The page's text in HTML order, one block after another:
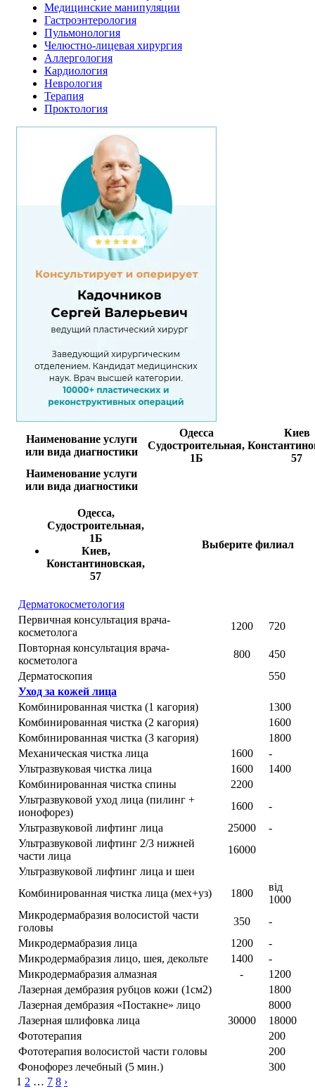
Медицинские манипуляции
Гастроэнтерология
Пульмонология
Челюстно-лицевая хирургия
Аллергология
Кардиология
Неврология
Терапия
Проктология
Наименование услуги
или вида диагностики
Одесса
Судостроительная,
1Б
Киев
57
Наименование услуги
или вида диагностики
Одесса,
Судостроительная,
1Б
Киев,
Константиновская,
57
Выберите филиал
Дерматокосметология
Первичная консультация врача-
косметолога
1200
720
Повторная консультация врача-
косметолога
800
450
Дерматоскопия
550
Уход за кожей лица
Комбинированная чистка (1 кагория)
1300
Комбинированная чистка (2 кагория)
1600
Комбинированная чистка (3 кагория)
1800
Механическая чистка лица
1600
-
Ультразвуковая чистка лица
1600
1400
Комбинированная чистка спины
2200
Ультразвуковой уход лица (пилинг +
ионофорез)
1600
-
Ультразвуковой лифтинг лица
25000
-
Ультразвуковой лифтинг 2/3 нижней
части лица
16000
Ультразвуковой лифтинг лица и шеи
Комбинированная чистка лица (мех+уз)
1800
від
1000
Микродермабразия волосистой части
головы
350
-
Микродермабразия лица
1200
-
Микродермабразия лицо, шея, декольте
1400
-
Микродермабразия алмазная
-
1200
Лазерная дембразия рубцов кожи (1см2)
1800
Лазерная дембразия «Постакне» лицо
8000
Лазерная шлифовка лица
30000
18000
Фототерапия
200
Фототерапия волосистой части головы
200
Фонофорез лечебный (5 мин.)
300
1 2 … 7 8 ›